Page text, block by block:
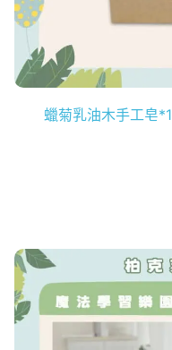
蠟菊乳油木手工皂*1